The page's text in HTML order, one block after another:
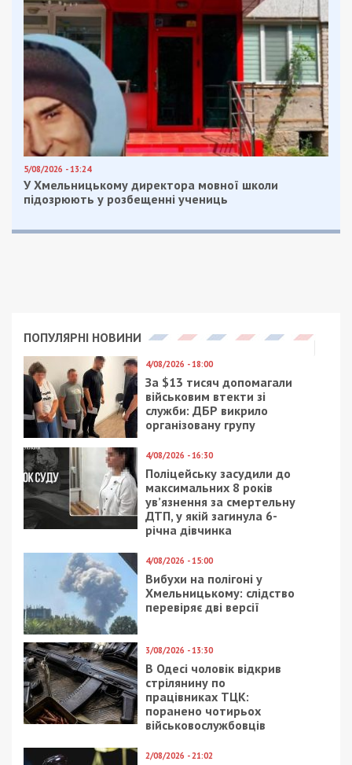
5/08/2026 - 13:24
У Хмельницькому директора мовної школи
підозрюють у розбещенні учениць
ПОПУЛЯРНІ НОВИНИ
4/08/2026 - 18:00
За $13 тисяч допомагали
військовим втекти зі
служби: ДБР викрило
організовану групу
4/08/2026 - 16:30
Поліцейську засудили до
максимальних 8 років
ув’язнення за смертельну
ДТП, у якій загинула 6-
річна дівчинка
4/08/2026 - 15:00
Вибухи на полігоні у
Хмельницькому: слідство
перевіряє дві версії
3/08/2026 - 13:30
В Одесі чоловік відкрив
стрілянину по
працівниках ТЦК:
поранено чотирьох
військовослужбовців
2/08/2026 - 21:02